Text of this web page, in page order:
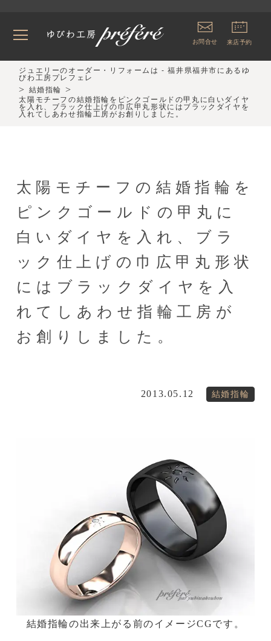
お問合せ 来店予約
ジュエリーのオーダー・リフォームは - 福井県福井市にあるゆ
びわ工房プレフェレ
> 結婚指輪 >
太陽モチーフの結婚指輪をピンクゴールドの甲丸に白いダイヤ
を入れ、ブラック仕上げの巾広甲丸形状にはブラックダイヤを
入れてしあわせ指輪工房がお創りしました。
太陽モチーフの結婚指輪を
ピンクゴールドの甲丸に
白いダイヤを入れ、ブラ
ック仕上げの巾広甲丸形状
にはブラックダイヤを入
れてしあわせ指輪工房が
お創りしました。
2013.05.12 結婚指輪
結婚指輪の出来上がる前のイメージCGです。